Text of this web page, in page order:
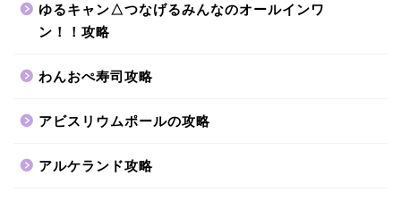
ゆるキャン△つなげるみんなのオールインワ
ン！！攻略
わんおぺ寿司攻略
アビスリウムポールの攻略
アルケランド攻略